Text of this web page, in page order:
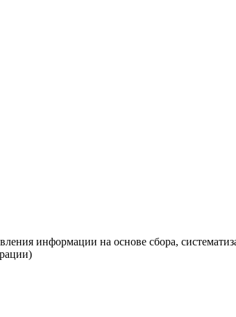
информации на основе сбора,